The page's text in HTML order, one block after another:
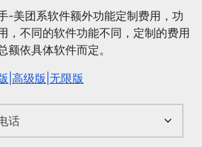
-美团系软件额外功能定制费用，功
，不同的软件功能不同，定制的费用
额依具体软件而定。
| 高级版| 无限版